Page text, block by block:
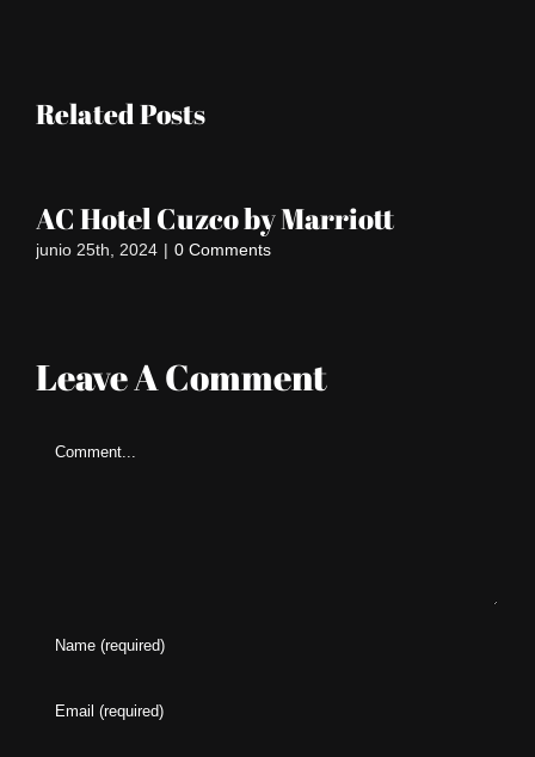
Related Posts
AC Hotel Cuzco by Marriott
junio 25th, 2024 | 0 Comments
Leave A Comment
Comment